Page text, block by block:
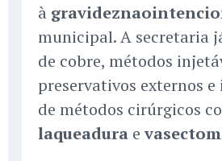
à
municipal. A secretaria
de cobre, métodos
preservativos externos
de métodos cirúrgicos
laqueadura e